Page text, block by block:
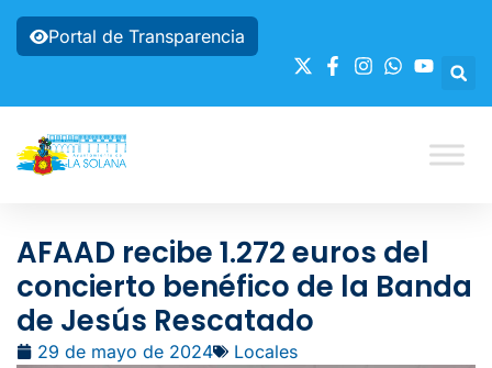
Portal de Transparencia
AFAAD recibe 1.272 euros del
concierto benéfico de la Banda
de Jesús Rescatado
29 de mayo de 2024 Locales